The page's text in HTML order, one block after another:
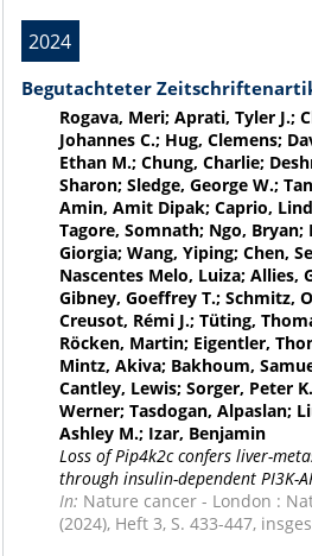
2024
Begutachteter
Rogava, Meri; Aprati, Tyler J.;
Johannes C.; Hug, Clemens;
Ethan M.; Chung, Charlie;
Sharon; Sledge, George W.;
Amin, Amit Dipak; Caprio,
Tagore, Somnath; Ngo, Bryan;
Giorgia; Wang, Yiping; Chen,
Nascentes Melo, Luiza; Allies,
Gibney, Goeffrey T.; Schmitz,
Creusot, Rémi J.; Tüting,
Röcken, Martin; Eigentler,
Mintz, Akiva; Bakhoum,
Cantley, Lewis; Sorger, Peter
Werner; Tasdogan, Alpaslan;
Ashley M.; Izar, Benjamin
Loss of Pip4k2c confers liver-
through insulin-dependent PI3K-
In: Nature cancer - London :
(2024), Heft 3, S. 433-447,